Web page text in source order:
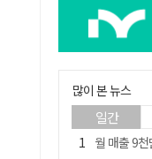
많이 본 뉴스
일간
월 매출 9천만원에